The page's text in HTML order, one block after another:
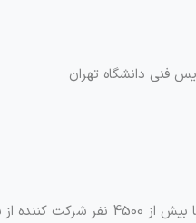
فنی دانشگاه تهران
سراسر جهان